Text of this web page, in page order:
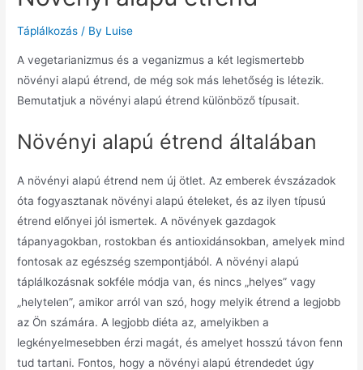
Táplálkozás / By Luise
A vegetarianizmus és a veganizmus a két legismertebb
növényi alapú étrend, de még sok más lehetőség is létezik.
Bemutatjuk a növényi alapú étrend különböző típusait.
Növényi alapú étrend általában
A növényi alapú étrend nem új ötlet. Az emberek évszázadok
óta fogyasztanak növényi alapú ételeket, és az ilyen típusú
étrend előnyei jól ismertek. A növények gazdagok
tápanyagokban, rostokban és antioxidánsokban, amelyek mind
fontosak az egészség szempontjából. A növényi alapú
táplálkozásnak sokféle módja van, és nincs „helyes” vagy
„helytelen”, amikor arról van szó, hogy melyik étrend a legjobb
az Ön számára. A legjobb diéta az, amelyikben a
legkényelmesebben érzi magát, és amelyet hosszú távon fenn
tud tartani. Fontos, hogy a növényi alapú étrendedet úgy